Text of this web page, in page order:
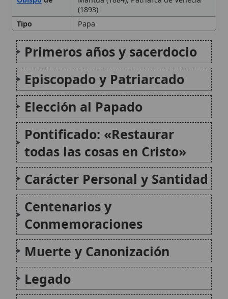
Carácter Personal y Santidad
Centenarios y
Conmemoraciones
Muerte y Canonización
Legado
Citas y referencias
Modificado el 26 de septiembre de 2025 •FideScore™ 8.91•Citar
este artículo•Paq. Scorm (LMS)•Sugerir mejora•Compartir
artículo
Actuación de Pío XII ante los nazis
La actuación del Papa Pío XII (Eugenio Pacelli,
1939-1958) frente al régimen nazi ha sido
objeto de amplio debate histórico y teológico.
Durante la Segunda Guerra Mundial, el
pontífice italiano promovió incansablemente
la paz mediante apelaciones diplomáticas y
mensajes radiales...
Bilocación de San Pío de Pietrelcina (Padre Pío)